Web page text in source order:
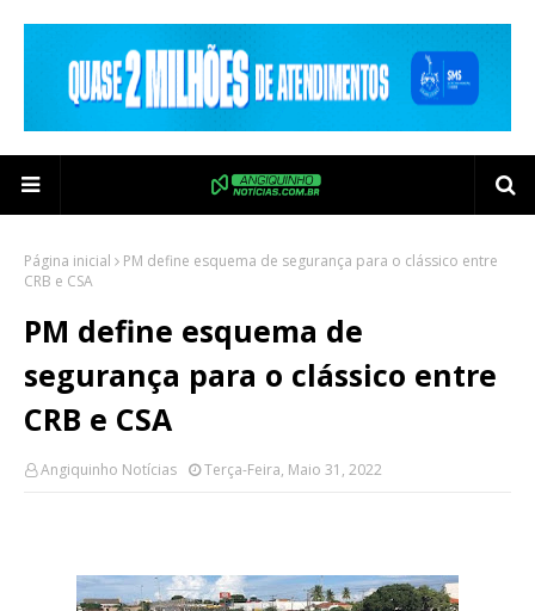
Página inicial
PM define esquema de segurança para o clássico entre
CRB e CSA
PM define esquema de
segurança para o clássico entre
CRB e CSA
Angiquinho Notícias Terça-Feira, Maio 31, 2022